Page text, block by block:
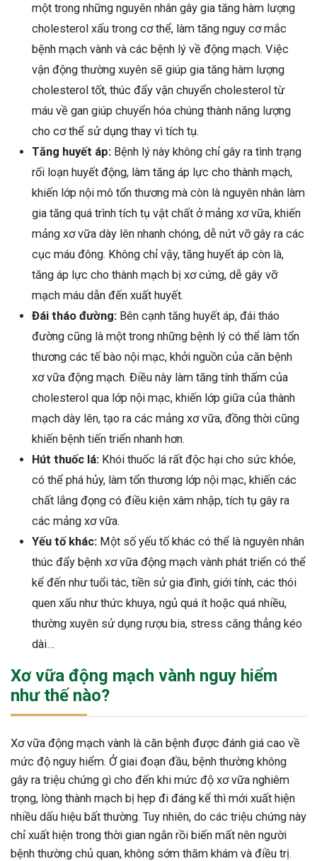
một trong những nguyên nhân gây gia tăng hàm lượng
cholesterol xấu trong cơ thể, làm tăng nguy cơ mắc
bệnh mạch vành và các bệnh lý về động mạch. Việc
vận động thường xuyên sẽ giúp gia tăng hàm lượng
cholesterol tốt, thúc đẩy vận chuyển cholesterol từ
máu về gan giúp chuyển hóa chúng thành năng lượng
cho cơ thể sử dụng thay vì tích tụ.
Tăng huyết áp: Bệnh lý này không chỉ gây ra tình trạng
rối loạn huyết động, làm tăng áp lực cho thành mạch,
khiến lớp nội mô tổn thương mà còn là nguyên nhân làm
gia tăng quá trình tích tụ vật chất ở mảng xơ vữa, khiến
mảng xơ vữa dày lên nhanh chóng, dễ nứt vỡ gây ra các
cục máu đông. Không chỉ vậy, tăng huyết áp còn là,
tăng áp lực cho thành mạch bị xơ cứng, dễ gây vỡ
mạch máu dẫn đến xuất huyết.
Đái tháo đường: Bên cạnh tăng huyết áp, đái tháo
đường cũng là một trong những bệnh lý có thể làm tổn
thương các tế bào nội mạc, khởi nguồn của căn bệnh
xơ vữa động mạch. Điều này làm tăng tính thấm của
cholesterol qua lớp nội mạc, khiến lớp giữa của thành
mạch dày lên, tạo ra các mảng xơ vữa, đồng thời cũng
khiến bệnh tiến triển nhanh hơn.
Hút thuốc lá: Khói thuốc lá rất độc hại cho sức khỏe,
có thể phá hủy, làm tổn thương lớp nội mạc, khiến các
chất lắng đọng có điều kiện xâm nhập, tích tụ gây ra
các mảng xơ vữa.
Yếu tố khác: Một số yếu tố khác có thể là nguyên nhân
thúc đẩy bệnh xơ vữa động mạch vành phát triển có thể
kể đến như tuổi tác, tiền sử gia đình, giới tính, các thói
quen xấu như thức khuya, ngủ quá ít hoặc quá nhiều,
thường xuyên sử dụng rượu bia, stress căng thẳng kéo
dài…
Xơ vữa động mạch vành nguy hiểm
như thế nào?
Xơ vữa động mạch vành là căn bệnh được đánh giá cao về
mức độ nguy hiểm. Ở giai đoạn đầu, bệnh thường không
gây ra triệu chứng gì cho đến khi mức độ xơ vữa nghiêm
trọng, lòng thành mạch bị hẹp đi đáng kể thì mới xuất hiện
nhiều dấu hiệu bất thường. Tuy nhiên, do các triệu chứng này
chỉ xuất hiện trong thời gian ngắn rồi biến mất nên người
bệnh thường chủ quan, không sớm thăm khám và điều trị.